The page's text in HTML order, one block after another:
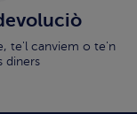
te'l canviem o te'n
diners